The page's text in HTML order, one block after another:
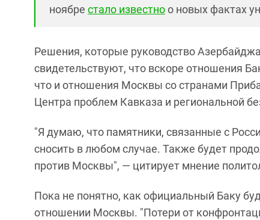
ноябре стало известноо новых фактах
Решения, которые руководство
свидетельствуют, что вскоре отношения
что и отношения Москвы со странами
Центра проблем Кавказа и региональной
"Я думаю, что памятники, связанные с
сносить в любом случае. Также будет
против Москвы", — цитирует мнение
Пока не понятно, как официальный Баку
отношении Москвы. "Потери от